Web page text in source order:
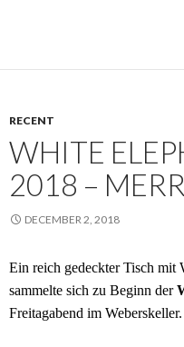
RECENT
WHITE
2018 –
DECEMBER 2, 2018
Ein reich gedeckter Tisch mit
sammelte sich zu Beginn der
Freitagabend im Weberskeller.